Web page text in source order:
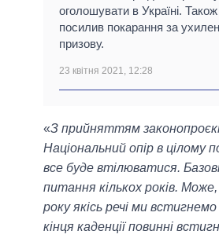
оголошувати в Україні.
посилив покарання за
призову.
23 квітня 2021, 12:28
«З прийняттям
Національний опір в цілому
все буде втілюватися.
питання кількох років.
року якісь речі ми
кінця каденції повинні